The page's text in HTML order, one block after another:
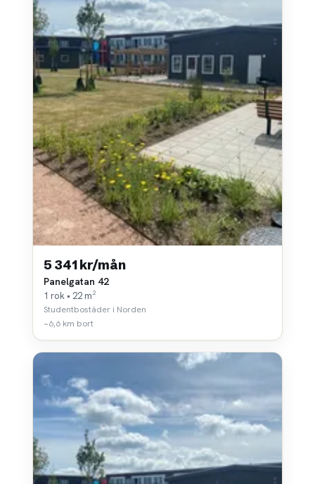
5 341 kr/mån
Panelgatan 42
1 rok • 22 m²
Studentbostäder i Norden
~6,6 km bort